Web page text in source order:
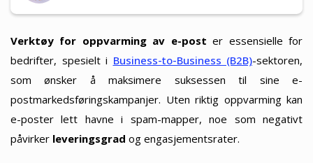
Verktøy for oppvarming av e-post er essensielle for
bedrifter, spesielt i Business-to-Business (B2B)-sektoren,
som ønsker å maksimere suksessen til sine e-
postmarkedsføringskampanjer. Uten riktig oppvarming kan
e-poster lett havne i spam-mapper, noe som negativt
påvirker leveringsgrad og engasjementsrater.